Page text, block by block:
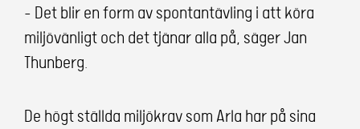
– Det blir en form av spontantävling i att köra
miljövänligt och det tjänar alla på, säger Jan
Thunberg.
De högt ställda miljökrav som Arla har på sina